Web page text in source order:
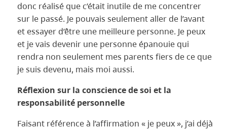
donc réalisé que c’était inutile de me concentrer
sur le passé. Je pouvais seulement aller de l’avant
et essayer d’être une meilleure personne. Je peux
et je vais devenir une personne épanouie qui
rendra non seulement mes parents fiers de ce que
je suis devenu, mais moi aussi.
Réflexion sur la conscience de soi et la
responsabilité personnelle
Faisant référence à l’affirmation « je peux », j’ai déjà